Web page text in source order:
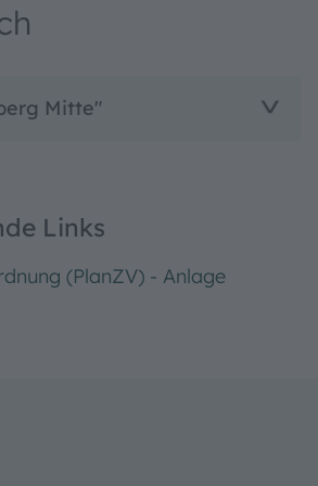
Mitte"
Links
(PlanZV) - Anlage